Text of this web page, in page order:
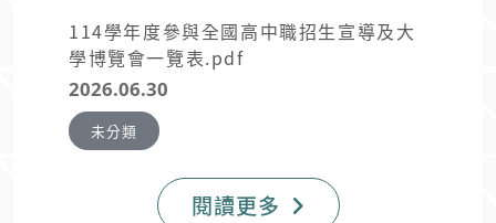
114學年度參與全國高中職招生宣導及大
學博覽會一覽表.pdf
2026.06.30
未分類
閱讀更多